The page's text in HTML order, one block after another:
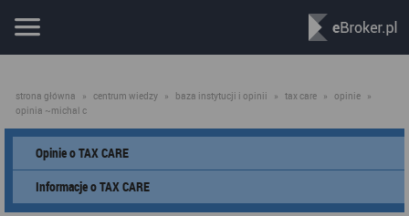
strona główna » centrum wiedzy » baza instytucji i opinii » tax care » opinie »
opinia ~michal c
Opinie o TAX CARE
Informacje o TAX CARE